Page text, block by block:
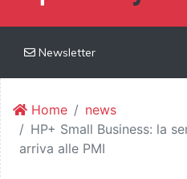
Newsletter
Home
news
HP+ Small Business: la
arriva alle PMI